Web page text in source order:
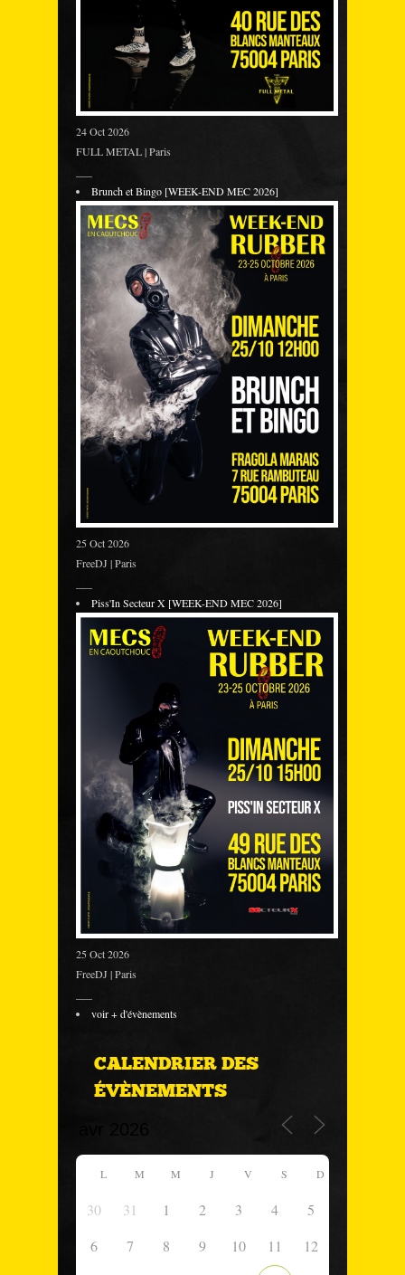
24 Oct 2026
FULL METAL | Paris
Brunch et Bingo [WEEK-END MEC 2026]
25 Oct 2026
FreeDJ | Paris
Piss'In Secteur X [WEEK-END MEC 2026]
25 Oct 2026
FreeDJ | Paris
voir + d'évènements
CALENDRIER DES
ÉVÈNEMENTS
L M M J V S D
30 31 1 2 3 4
5
6
7 8 9 10 11
12